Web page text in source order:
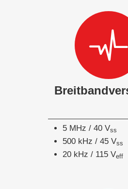
5 MHz / 40 Vss
500 kHz / 45 Vss
20 kHz / 115 Veff